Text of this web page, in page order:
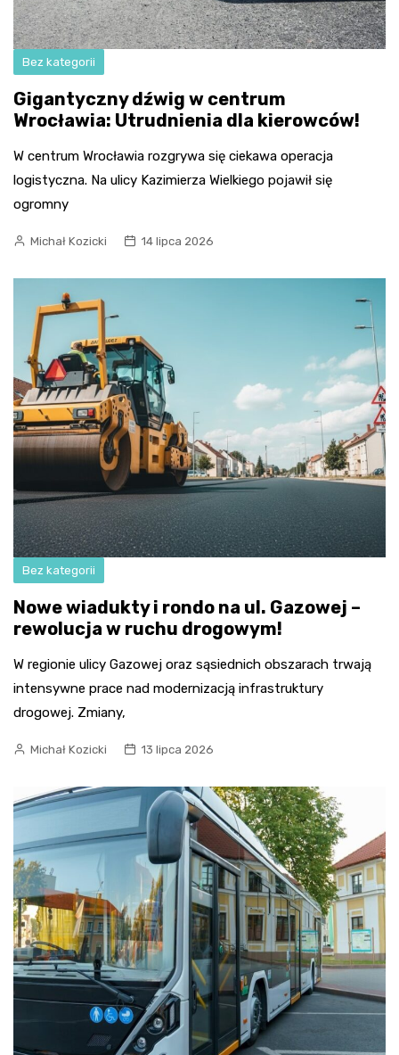
Bez kategorii
Gigantyczny dźwig w centrum
Wrocławia: Utrudnienia dla kierowców!
W centrum Wrocławia rozgrywa się ciekawa operacja
logistyczna. Na ulicy Kazimierza Wielkiego pojawił się
ogromny
Michał Kozicki 14 lipca 2026
Bez kategorii
Nowe wiadukty i rondo na ul. Gazowej –
rewolucja w ruchu drogowym!
W regionie ulicy Gazowej oraz sąsiednich obszarach trwają
intensywne prace nad modernizacją infrastruktury
drogowej. Zmiany,
Michał Kozicki 13 lipca 2026